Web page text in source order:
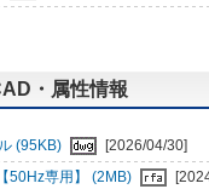
・属性情報
(95KB)
[2026/04/30]
50Hz専用】 (2MB)